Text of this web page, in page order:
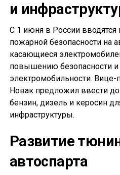
и
С 1 июня в России
пожарной безопасности на
касающиеся
повышению безопасности
электромобильности.
Новак предложил ввести
бензин, дизель и керосин
инфраструктуры.
Развитие
автоспарта